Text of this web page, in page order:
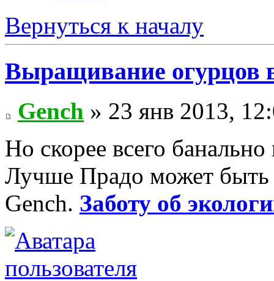
Вернуться к началу
Выращивание огурцов
Gench » 23 янв 2013,
Но скорее всего банально
Лучше Прадо может
Gench. Заботу об